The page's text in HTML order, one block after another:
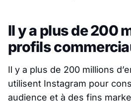
Il y a plus de 200
profils
Il y a plus de 200 millions
utilisent Instagram pour
audience et à des fins